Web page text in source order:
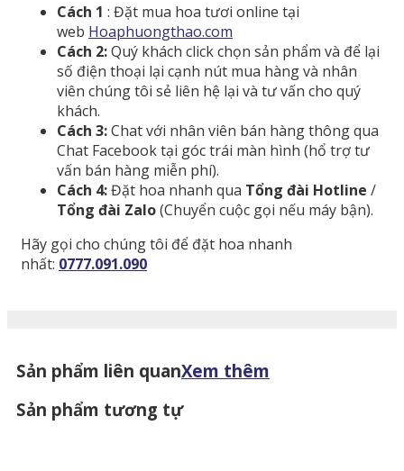
Cách 1 : Đặt mua hoa tươi online tại
web Hoaphuongthao.com
Cách 2:Quý khách click chọn sản phẩm và để lại
số điện thoại lại cạnh nút mua hàng và nhân
viên chúng tôi sẻ liên hệ lại và tư vấn cho quý
khách.
Cách 3:Chat với nhân viên bán hàng thông qua
Chat Facebook tại góc trái màn hình (hổ trợ tư
vấn bán hàng miễn phí).
Cách 4:Đặt hoa nhanh qua Tổng đài Hotline /
Tổng đài Zalo(Chuyển cuộc gọi nếu máy bận).
Hãy gọi cho chúng tôi để đặt hoa nhanh
nhất: 0777.091.090
Sản phẩm liên quanXem thêm
Sản phẩm tương tự